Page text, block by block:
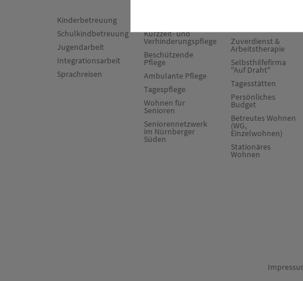
Kinderbetreuung
Schulkindbetreuung
Jugendarbeit
Integrationsarbeit
Sprachreisen
Kurzzeit- und
Verhinderungspflege
Beschützende
Pflege
Ambulante Pflege
Tagespflege
Wohnen für
Senioren
Seniorennetzwerk
im Nürnberger
Süden
Zuverdienst &
Arbeitstherapie
Selbsthilfefirma
"Auf Draht"
Tagesstätten
Persönliches
Budget
Betreutes Wohnen
(WG,
Einzelwohnen)
Stationäres
Wohnen